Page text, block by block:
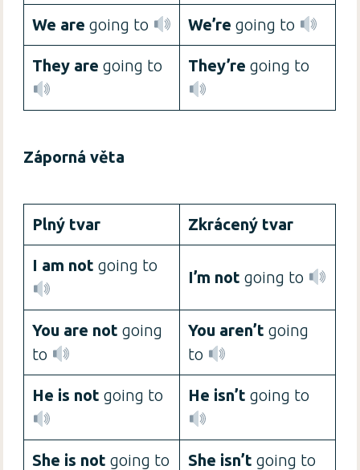
We are going to We’re going to
They are going to They’re going to
Záporná věta
Plný tvar Zkrácený tvar
I am not going to
I’m not going to
You are not going
to
You aren’t going
to
He is not going to He isn’t going to
She is not going to She isn’t going to